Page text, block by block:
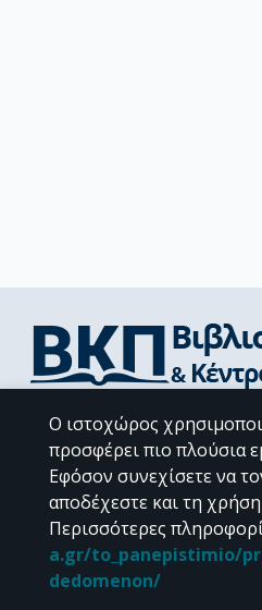
Διεύθυνση Βιβλιοθήκης
Βιβλιοθήκες
Υπολογιστικό
Επικοινωνία
Ο ιστοχώρος
προσφέρει πιο πλούσια
Εφόσον συνεχίσετε να
αποδέχεστε και τη
Περισσότερες
a.gr/to_panepistimio/
dedomenon/